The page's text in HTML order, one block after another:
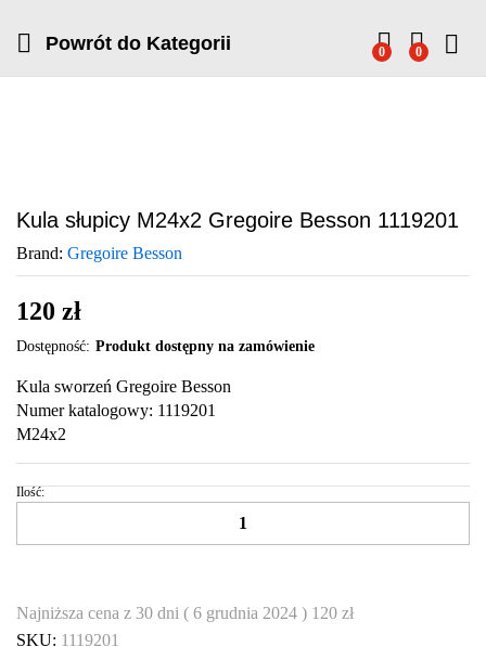
Powrót do Kategorii 0 0
Kula słupicy M24x2 Gregoire Besson 1119201
Brand: Gregoire Besson
120 zł
Dostępność: Produkt dostępny na zamówienie
Kula sworzeń Gregoire Besson
Numer katalogowy: 1119201
M24x2
K
s
ł
Ilość:
Najniższa cena z 30 dni ( 6 grudnia 2024 ) 120 zł
SKU: 1119201